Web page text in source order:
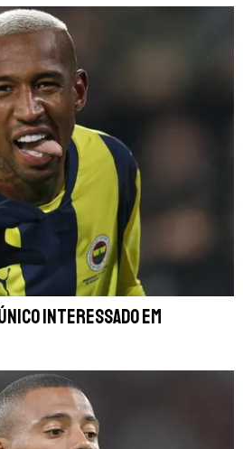
interessado em